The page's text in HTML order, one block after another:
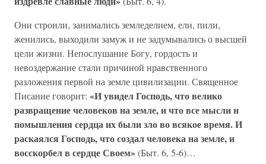
Они строили, занимались земледелием, ели, пили,
женились, выходили замуж и не задумывались о высшей
цели жизни. Непослушание Богу, гордость и
невоздержание стали причиной нравственного
разложения первой на земле цивилизации. Священное
Писание говорит: «И увидел Господь, что велико
развращение человеков на земле, и что все мысли н
помышления сердца их были зло во всякое время. И
раскаялся Господь, что создал человека на земле, и
восскорбел в сердце Своем»(Быт. 6, 5-6)…